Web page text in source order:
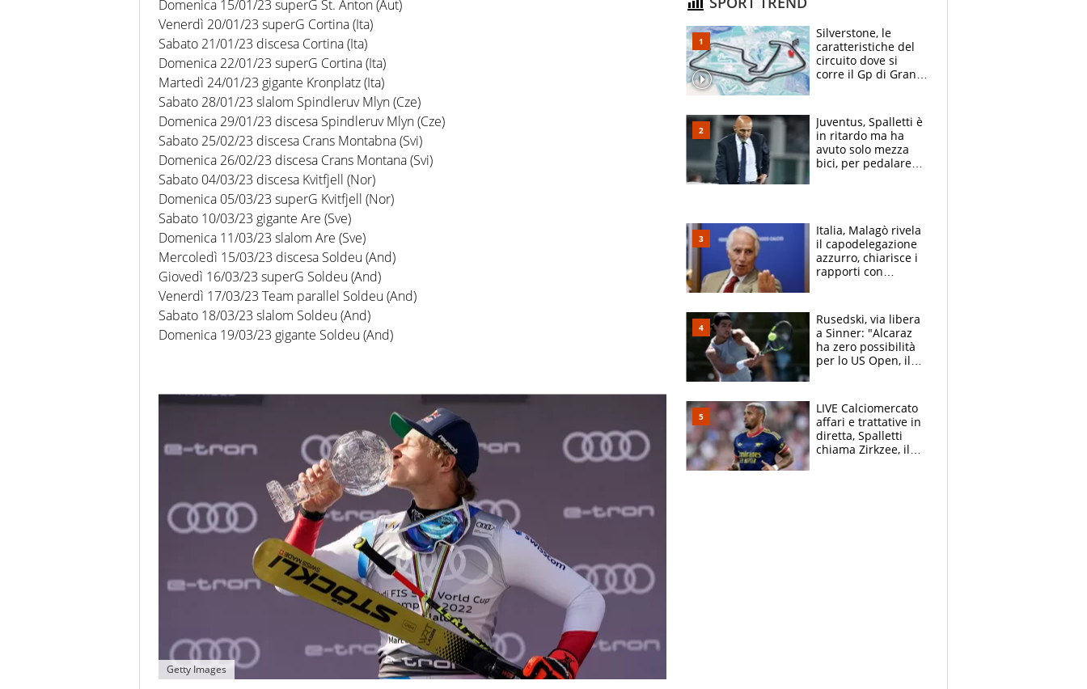
Domenica 15/01/23 superG St. Anton (Aut)
Venerdì 20/01/23 superG Cortina (Ita)
Sabato 21/01/23 discesa Cortina (Ita)
Domenica 22/01/23 superG Cortina (Ita)
Martedì 24/01/23 gigante Kronplatz (Ita)
Sabato 28/01/23 slalom Spindleruv Mlyn (Cze)
Domenica 29/01/23 discesa Spindleruv Mlyn (Cze)
Sabato 25/02/23 discesa Crans Montabna (Svi)
Domenica 26/02/23 discesa Crans Montana (Svi)
Sabato 04/03/23 discesa Kvitfjell (Nor)
Domenica 05/03/23 superG Kvitfjell (Nor)
Sabato 10/03/23 gigante Are (Sve)
Domenica 11/03/23 slalom Are (Sve)
Mercoledì 15/03/23 discesa Soldeu (And)
Giovedì 16/03/23 superG Soldeu (And)
Venerdì 17/03/23 Team parallel Soldeu (And)
Sabato 18/03/23 slalom Soldeu (And)
Domenica 19/03/23 gigante Soldeu (And)
Getty Images
Silverstone, le
caratteristiche del
circuito dove si
corre il Gp di Gran
Juventus, Spalletti è
in ritardo ma ha
avuto solo mezza
bici, per pedalare
Italia, Malagò rivela
il capodelegazione
azzurro, chiarisce i
rapporti con
Infantino
Rusedski, via libera
a Sinner: "Alcaraz
ha zero possibilità
per lo US Open, il
LIVE Calciomercato
affari e trattative in
diretta, Spalletti
chiama Zirkzee, il